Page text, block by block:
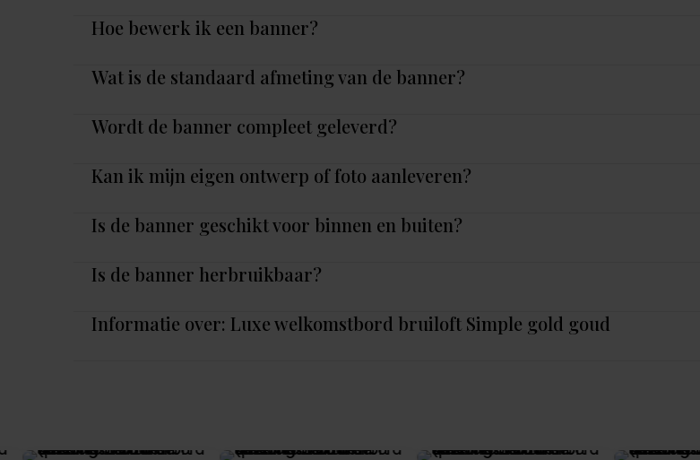
Hoe bewerk ik een banner?
Wat is de standaard afmeting van de banner?
Wordt de banner compleet geleverd?
Kan ik mijn eigen ontwerp of foto aanleveren?
Is de banner geschikt voor binnen en buiten?
Is de banner herbruikbaar?
Informatie over: Luxe welkomstbord bruiloft Simple gold goud